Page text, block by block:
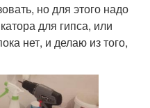
но для этого надо
для гипса, или
нет, и делаю из того,